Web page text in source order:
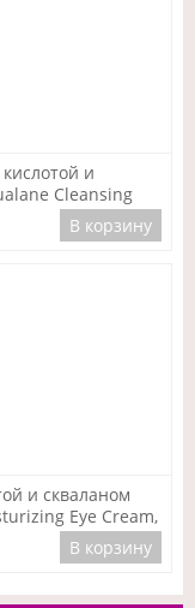
и
Cleansing
В корзину
и скваланом
Eye Cream,
В корзину